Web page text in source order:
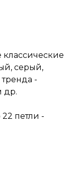
классические
серый,
-
др.
22 петли -